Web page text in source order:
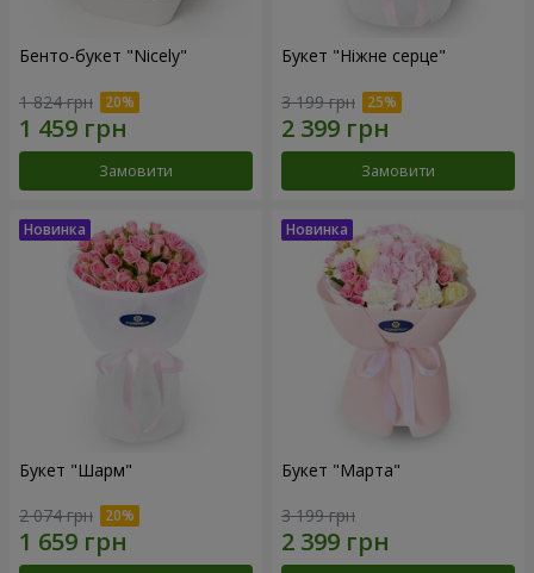
Бенто-букет "Nicely"
1 824 грн
Замовити
Букет "Ніжне серце"
3 199 грн
Замовити
Букет "Шарм"
2 074 грн
Букет "Марта"
3 199 грн